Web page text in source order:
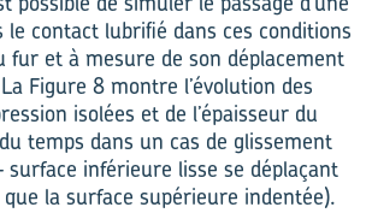
le contact lubrifié dans ces conditions
fur et à mesure de son déplacement
Figure 8 montre l’évolution des
isolées et de l’épaisseur du
temps dans un cas de glissement
surface inférieure lisse se déplaçant
la surface supérieure indentée).